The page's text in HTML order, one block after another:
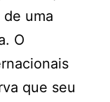
uma
O
que seu